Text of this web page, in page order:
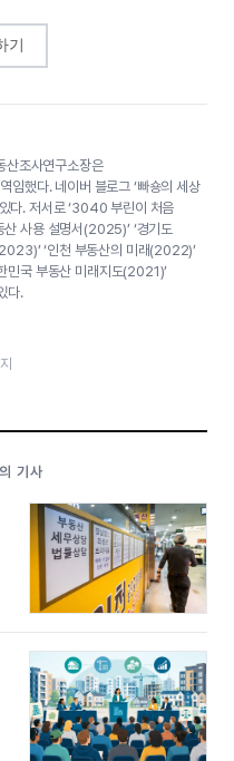
기
산조사연구소장은
임했다. 네이버 블로그 ‘빠숑의 세상
다. 저서로 ‘3040 부린이 처음
사용 설명서(2025)’ ‘경기도
‘인천 부동산의 미래(2022)’
민국 부동산 미래지도(2021)’
다.
기사